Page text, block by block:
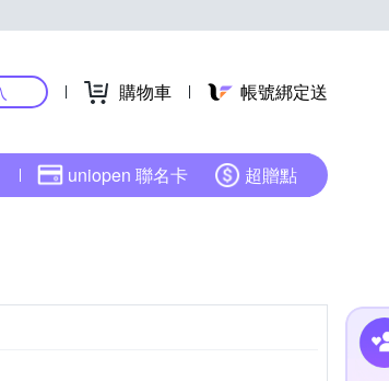
購物車 帳號綁定送
uniopen 聯名卡 超贈點